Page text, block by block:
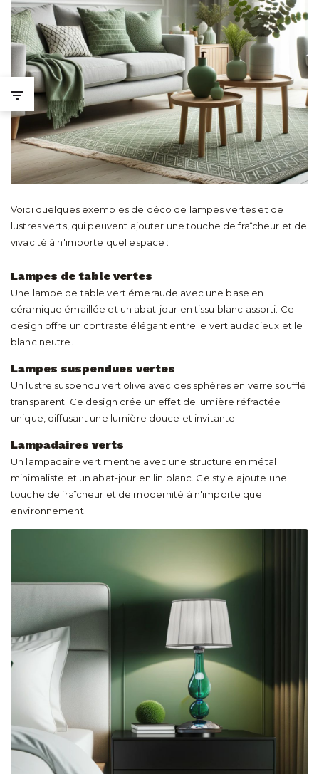
Voici quelques exemples de déco de lampes vertes et de
lustres verts, qui peuvent ajouter une touche de fraîcheur et de
vivacité à n'importe quel espace :
Lampes de table vertes
Une lampe de table vert émeraude avec une base en
céramique émaillée et un abat-jour en tissu blanc assorti. Ce
design offre un contraste élégant entre le vert audacieux et le
blanc neutre.
Lampes suspendues vertes
Un lustre suspendu vert olive avec des sphères en verre soufflé
transparent. Ce design crée un effet de lumière réfractée
unique, diffusant une lumière douce et invitante.
Lampadaires verts
Un lampadaire vert menthe avec une structure en métal
minimaliste et un abat-jour en lin blanc. Ce style ajoute une
touche de fraîcheur et de modernité à n'importe quel
environnement.